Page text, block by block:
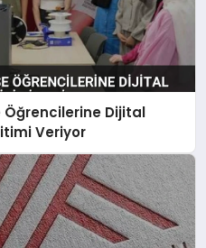
Öğrencilerine Dijital
Veriyor